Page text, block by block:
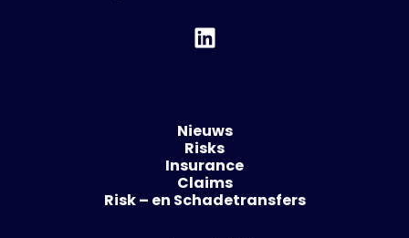
Nieuws
Risks
Insurance
Claims
Risk – en Schadetransfers